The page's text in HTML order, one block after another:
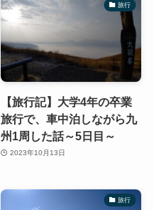
旅行
【旅行記】大学4年の卒業
旅行で、車中泊しながら九
州1周した話～5日目～
2023年10月13日
旅行